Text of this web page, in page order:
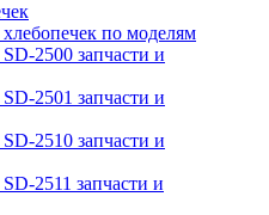
по моделям
2500 запчасти и
2501 запчасти и
2510 запчасти и
2511 запчасти и